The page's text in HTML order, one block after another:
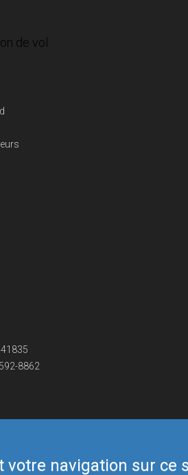
votre navigation sur ce
de vol
8862
-Vie privée Back to top